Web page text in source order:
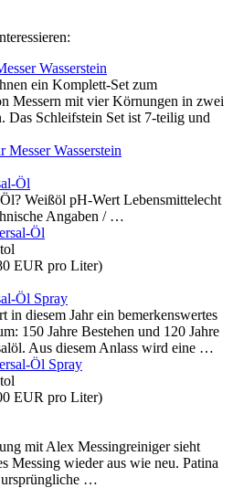
Wasserstein
ein Komplett-Set zum
Messern mit vier Körnungen in zwei
Das Schleifstein Set ist 7-teilig und
Öl
Weißöl pH-Wert Lebensmittelecht
Angaben / …
EUR pro Liter)
Öl Spray
in diesem Jahr ein bemerkenswertes
150 Jahre Bestehen und 120 Jahre
Aus diesem Anlass wird eine …
EUR pro Liter)
mit Alex Messingreiniger sieht
Messing wieder aus wie neu. Patina
ursprüngliche …